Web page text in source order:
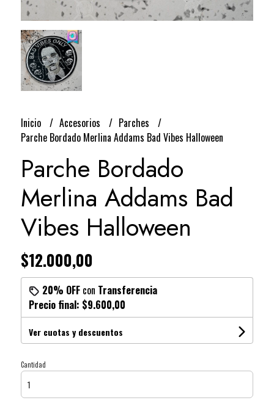
Inicio Accesorios
Parches
Parche Bordado Merlina Addams Bad Vibes Halloween
Parche Bordado
Merlina Addams Bad
Vibes Halloween
$12.000,00
20% OFFcon Transferencia
Precio final: $9.600,00
Ver cuotas y descuentos
Cantidad